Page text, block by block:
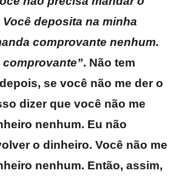
deposita na minha
comprovante nenhum.
comprovante”. Não tem
se você não me der o
dizer que você não me
nenhum. Eu não
o dinheiro. Você não me
nenhum. Então, assim,